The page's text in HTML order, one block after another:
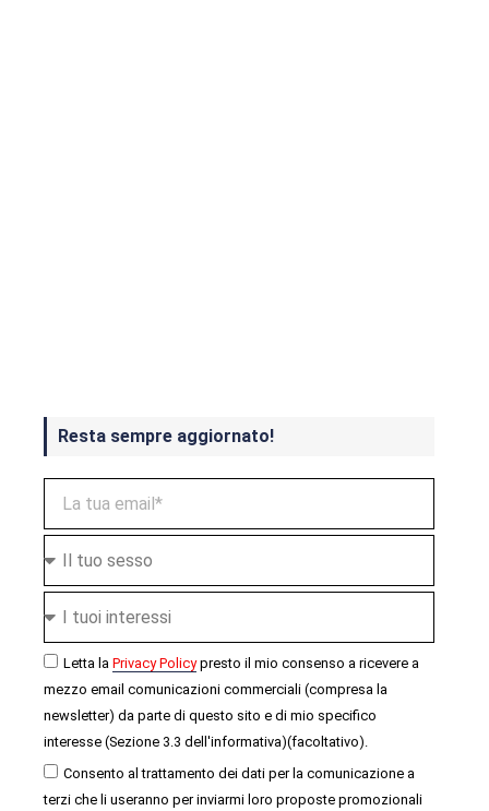
Resta sempre aggiornato!
Letta la Privacy Policypresto il mio consenso a ricevere a
mezzo email comunicazioni commerciali (compresa la
newsletter) da parte di questo sito e di mio specifico
interesse (Sezione 3.3 dell'informativa)(facoltativo).
Consento al trattamento dei dati per la comunicazione a
terzi che li useranno per inviarmi loro proposte promozionali